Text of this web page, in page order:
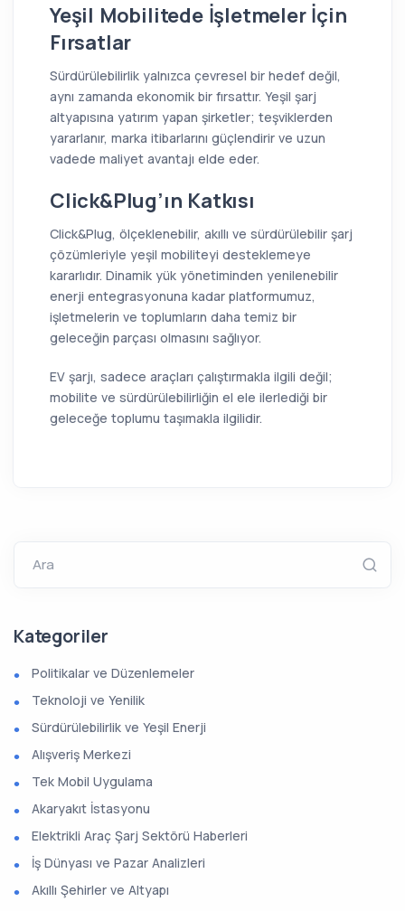
Yeşil Mobilitede İşletmeler İçin
Fırsatlar
Sürdürülebilirlik yalnızca çevresel bir hedef değil,
aynı zamanda ekonomik bir fırsattır. Yeşil şarj
altyapısına yatırım yapan şirketler; teşviklerden
yararlanır, marka itibarlarını güçlendirir ve uzun
vadede maliyet avantajı elde eder.
Click&Plug’ın Katkısı
Click&Plug, ölçeklenebilir, akıllı ve sürdürülebilir şarj
çözümleriyle yeşil mobiliteyi desteklemeye
kararlıdır. Dinamik yük yönetiminden yenilenebilir
enerji entegrasyonuna kadar platformumuz,
işletmelerin ve toplumların daha temiz bir
geleceğin parçası olmasını sağlıyor.
EV şarjı, sadece araçları çalıştırmakla ilgili değil;
mobilite ve sürdürülebilirliğin el ele ilerlediği bir
geleceğe toplumu taşımakla ilgilidir.
Ara
Kategoriler
Politikalar ve Düzenlemeler
Teknoloji ve Yenilik
Sürdürülebilirlik ve Yeşil Enerji
Alışveriş Merkezi
Tek Mobil Uygulama
Akaryakıt İstasyonu
Elektrikli Araç Şarj Sektörü Haberleri
İş Dünyası ve Pazar Analizleri
Akıllı Şehirler ve Altyapı